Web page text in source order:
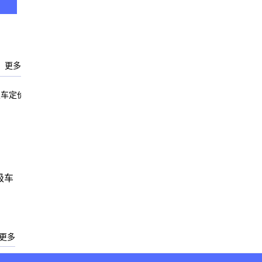
更多
车
多